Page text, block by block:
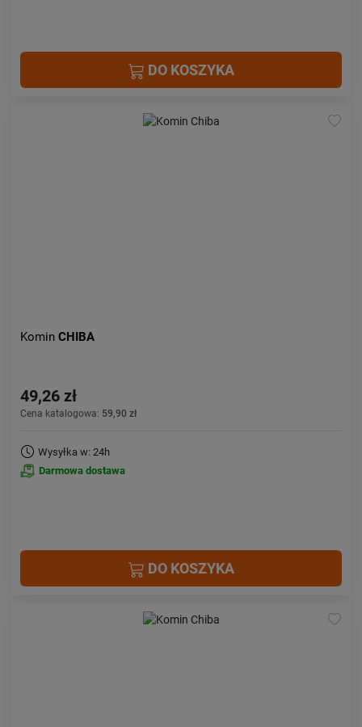
DO KOSZYKA
Komin CHIBA
49,26 zł
Cena katalogowa: 59,90 zł
Wysyłka w: 24h
Darmowa dostawa
DO KOSZYKA